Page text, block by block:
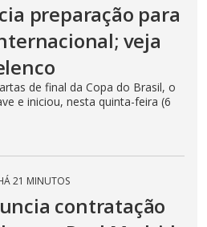
preparação para
veja
de final da Copa do Brasil, o
e iniciou, nesta quinta-feira (6
21 MINUTOS
contratação